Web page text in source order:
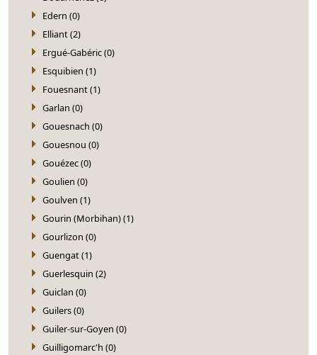
Edern (0)
Elliant (2)
Ergué-Gabéric (0)
Esquibien (1)
Fouesnant (1)
Garlan (0)
Gouesnach (0)
Gouesnou (0)
Gouézec (0)
Goulien (0)
Goulven (1)
Gourin (Morbihan) (1)
Gourlizon (0)
Guengat (1)
Guerlesquin (2)
Guiclan (0)
Guilers (0)
Guiler-sur-Goyen (0)
Guilligomarc'h (0)